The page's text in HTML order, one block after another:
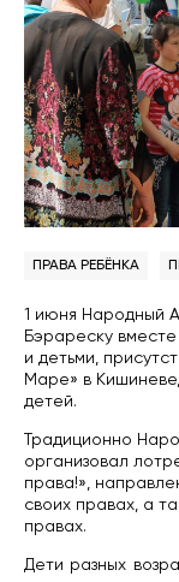
ПРАВА РЕБЁНКА
1 июня Народный
Бэрареску
и детьми,
Маре» в
детей.
Традиционно
организовал
права!»,
своих правах, а
правах.
Дети разных